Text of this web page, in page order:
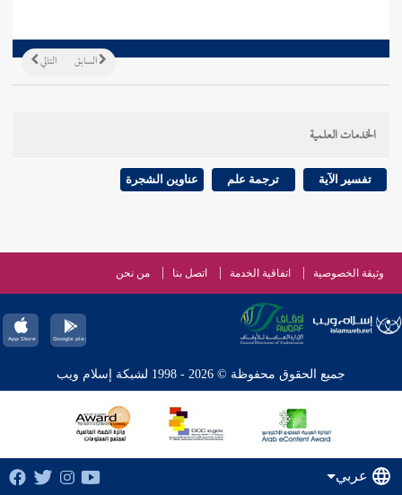
التالي السابق
الخدمات العلمية
تفسير الآية ترجمة علم عناوين الشجرة
وثيقة الخصوصية اتفاقية الخدمة اتصل بنا من نحن
جميع الحقوق محفوظة © 2026 - 1998 لشبكة إسلام ويب
عربي